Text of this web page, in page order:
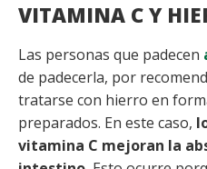
VITAMINA C Y
Las personas que padecen
de padecerla, por
tratarse con hierro en
preparados. En este caso,
vitamina C mejoran la